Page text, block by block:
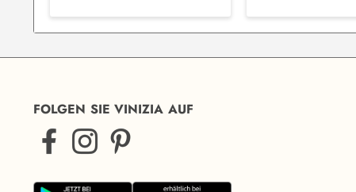
FOLGEN SIE VINIZIA AUF